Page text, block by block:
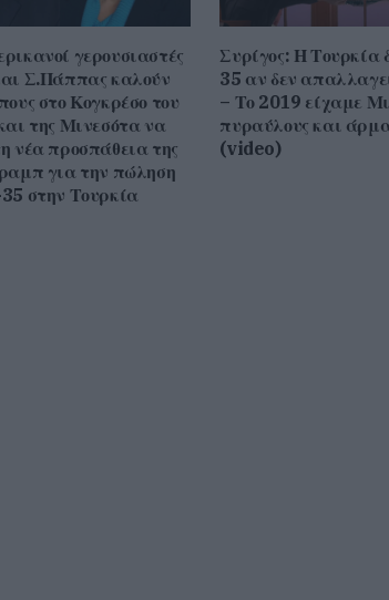
γερουσιαστές
Σ.Πάππας καλούν
στο Κογκρέσο του
της Μινεσότα να
νέα προσπάθεια της
για την πώληση
στην Τουρκία
Συρίγος: Η Τουρκία
35 αν δεν
– Το 2019 είχαμε
πυραύλους και
(video)